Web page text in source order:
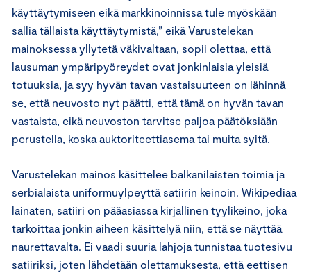
käyttäytymiseen eikä markkinoinnissa tule myöskään
sallia tällaista käyttäytymistä,” eikä Varustelekan
mainoksessa yllytetä väkivaltaan, sopii olettaa, että
lausuman ympäripyöreydet ovat jonkinlaisia yleisiä
totuuksia, ja syy hyvän tavan vastaisuuteen on lähinnä
se, että neuvosto nyt päätti, että tämä on hyvän tavan
vastaista, eikä neuvoston tarvitse paljoa päätöksiään
perustella, koska auktoriteettiasema tai muita syitä.
Varustelekan mainos käsittelee balkanilaisten toimia ja
serbialaista uniformuylpeyttä satiirin keinoin. Wikipediaa
lainaten, satiiri on pääasiassa kirjallinen tyylikeino, joka
tarkoittaa jonkin aiheen käsittelyä niin, että se näyttää
naurettavalta. Ei vaadi suuria lahjoja tunnistaa tuotesivu
satiiriksi, joten lähdetään olettamuksesta, että eettisen